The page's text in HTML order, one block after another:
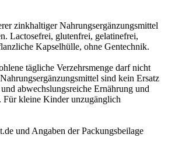
zinkhaltiger Nahrungsergänzungsmittel
Lactosefrei, glutenfrei, gelatinefrei,
Kapselhülle, ohne Gentechnik.
tägliche Verzehrsmenge darf nicht
sind kein Ersatz
abwechslungsreiche Ernährung und
Für kleine Kinder unzugänglich
und Angaben der Packungsbeilage